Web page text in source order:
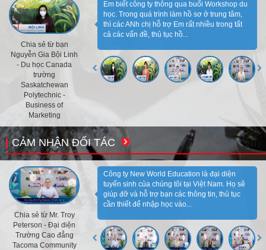
Chia sẻ từ bạn
Nguyễn Gia Bội Linh
- Du học Canada
trường
Saskatchewan
Polytechnic -
Business of
Marketing
Em biết công ty thông qua buổi Workshop du
học. Trong quá trình làm hồ sơ ở trung tâm,
thì các ANh chị hỗ trợ Em rất nhiều trong tất
cả các vấn đề, thủ tục hồ...
CẢM NHẬN ĐỐI TÁC
Chia sẻ từ Mr. Troy
Peterson - Đại diện
Trường Cao đẳng
Tacoma Community
Công ty New World Education là đại diện
tuyển sinh của chúng tôi tại Việt Nam. Họ sẽ
giúp đỡ và hỗ trợ bạn các thông tin, thủ tục
cần thiết để nhập học vào...